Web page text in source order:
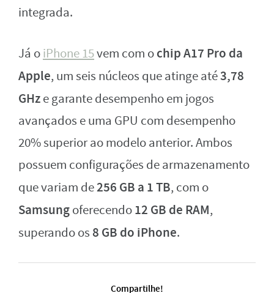
integrada.
Já oiPhone 15vem com ochip A17 Pro da
Apple, um seis núcleos que atinge até3,78
GHze garante desempenho em jogos
avançados e uma GPU com desempenho
20% superior ao modelo anterior. Ambos
possuem configurações de armazenamento
que variam de256 GB a 1 TB, com o
Samsungoferecendo12 GB de RAM,
superando os 8 GB do iPhone.
Compartilhe!